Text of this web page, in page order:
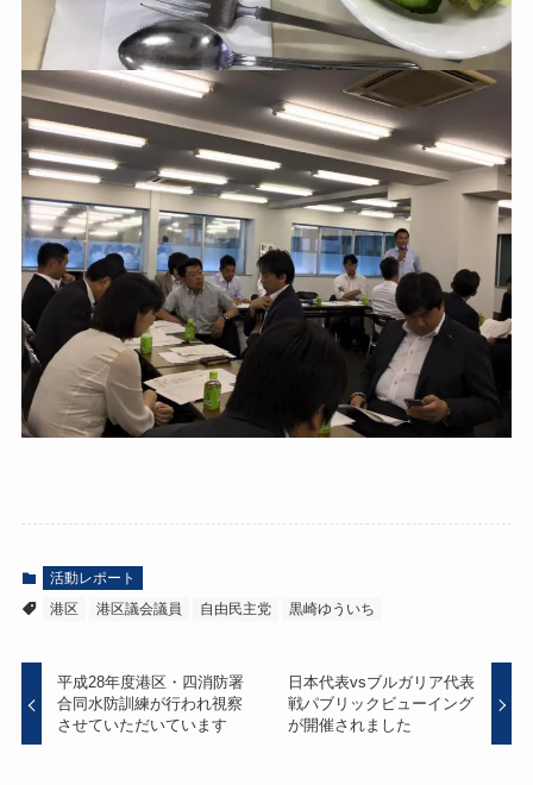
活動レポート
港区
港区議会議員 自由民主党 黒崎ゆういち
平成28年度港区・四消防署
合同水防訓練が行われ視察
させていただいています
日本代表vsブルガリア代表
戦パブリックビューイング
が開催されました